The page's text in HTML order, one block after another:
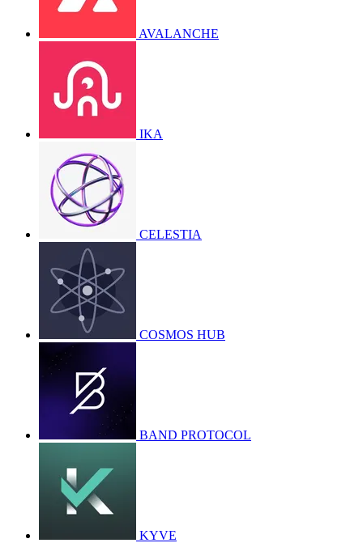
AVALANCHE
IKA
CELESTIA
COSMOS HUB
BAND PROTOCOL
KYVE